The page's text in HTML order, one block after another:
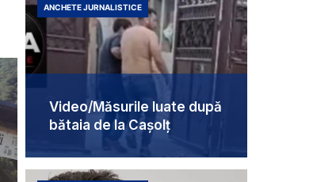
Video/Măsurile luate după
bătaia de la Cașolț
ANCHETE JURNALISTICE